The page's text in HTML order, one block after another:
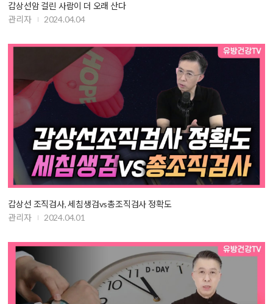
갑상선암 걸린 사람이 더 오래 산다
관리자
2024.04.04
갑상선 조직검사, 세침생검vs총조직검사 정확도
관리자
2024.04.01